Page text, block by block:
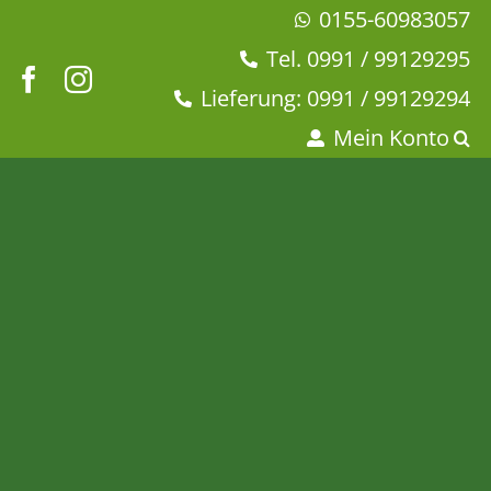
springen
0155-60983057
Tel. 0991 / 99129295
Lieferung: 0991 / 99129294
Mein Konto